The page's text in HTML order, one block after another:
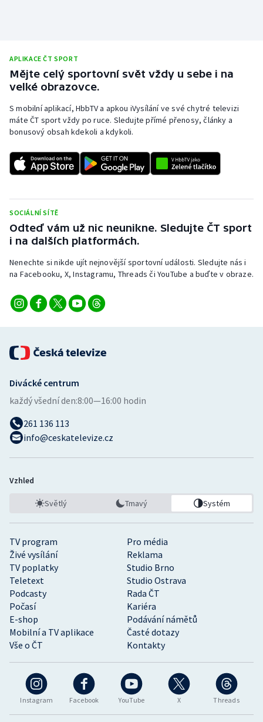
Ragby
Rychlobruslení
Rychlostní kanoistika
Sportovní střelba
Triatlon
Veslování
Ostatní
APLIKACE ČT SPORT
Mějte celý sportovní svět vždy u sebe i na
velké obrazovce.
S mobilní aplikací, HbbTV a apkou iVysílání ve své chytré televizi
máte ČT sport vždy po ruce. Sledujte přímé přenosy, články a
bonusový obsah kdekoli a kdykoli.
SOCIÁLNÍ SÍTĚ
Odteď vám už nic neunikne. Sledujte ČT sport
i na dalších platformách.
Nenechte si nikde ujít nejnovější sportovní události. Sledujte nás i
na Facebooku, X, Instagramu, Threads či YouTube a buďte v obraze.
Instagram Facebook YouTube X Threads
TV program
Pro média
Živé vysílání
Reklama
TV poplatky
Studio Brno
Teletext
Studio Ostrava
Podcasty
Rada ČT
Počasí
Kariéra
E-shop
Podávání námětů
Mobilní a TV aplikace
Časté dotazy
Vše o ČT
Kontakty
Divácké centrum
každý všední den:8:00—16:00 hodin
261 136 113
info@ceskatelevize.cz
Vzhled
Světlý Tmavý Systém